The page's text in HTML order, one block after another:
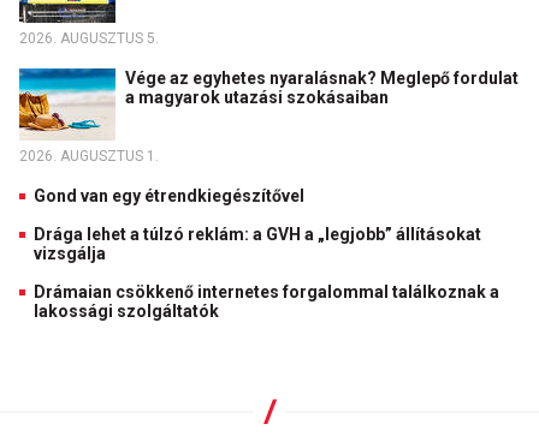
2026. AUGUSZTUS 5.
Vége az egyhetes nyaralásnak? Meglepő fordulat
a magyarok utazási szokásaiban
2026. AUGUSZTUS 1.
Gond van egy étrendkiegészítővel
Drága lehet a túlzó reklám: a GVH a „legjobb” állításokat
vizsgálja
Drámaian csökkenő internetes forgalommal találkoznak a
lakossági szolgáltatók